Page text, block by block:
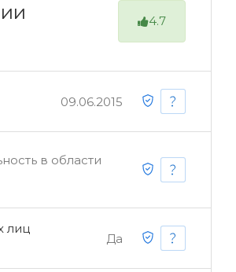
4.7
09.06.2015
в области
лиц
Да